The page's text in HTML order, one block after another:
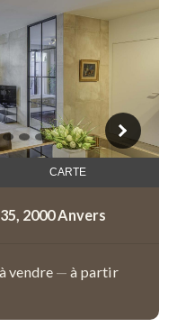
7 8 9
CARTE
2000 Anvers
vendre — à partir